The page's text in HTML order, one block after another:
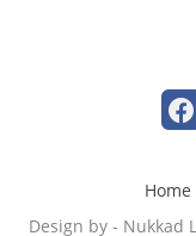
Home
Design by - Nukkad